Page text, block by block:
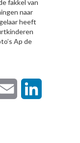
fakkel van
naar
heeft
Ap de
Email